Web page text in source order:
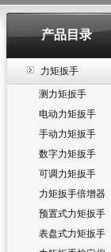
产品目录
力矩扳手
测力矩扳手
电动力矩扳手
手动力矩扳手
数字力矩扳手
可调力矩扳手
力矩扳手倍增器
预置式力矩扳手
表盘式力矩扳手